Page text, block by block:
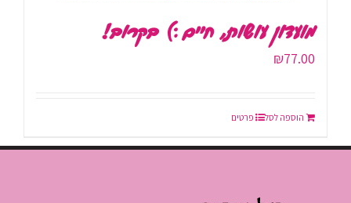
מועדון עושות, חיים :) בקרוב!
₪77.00
הוספה לסל פרטים